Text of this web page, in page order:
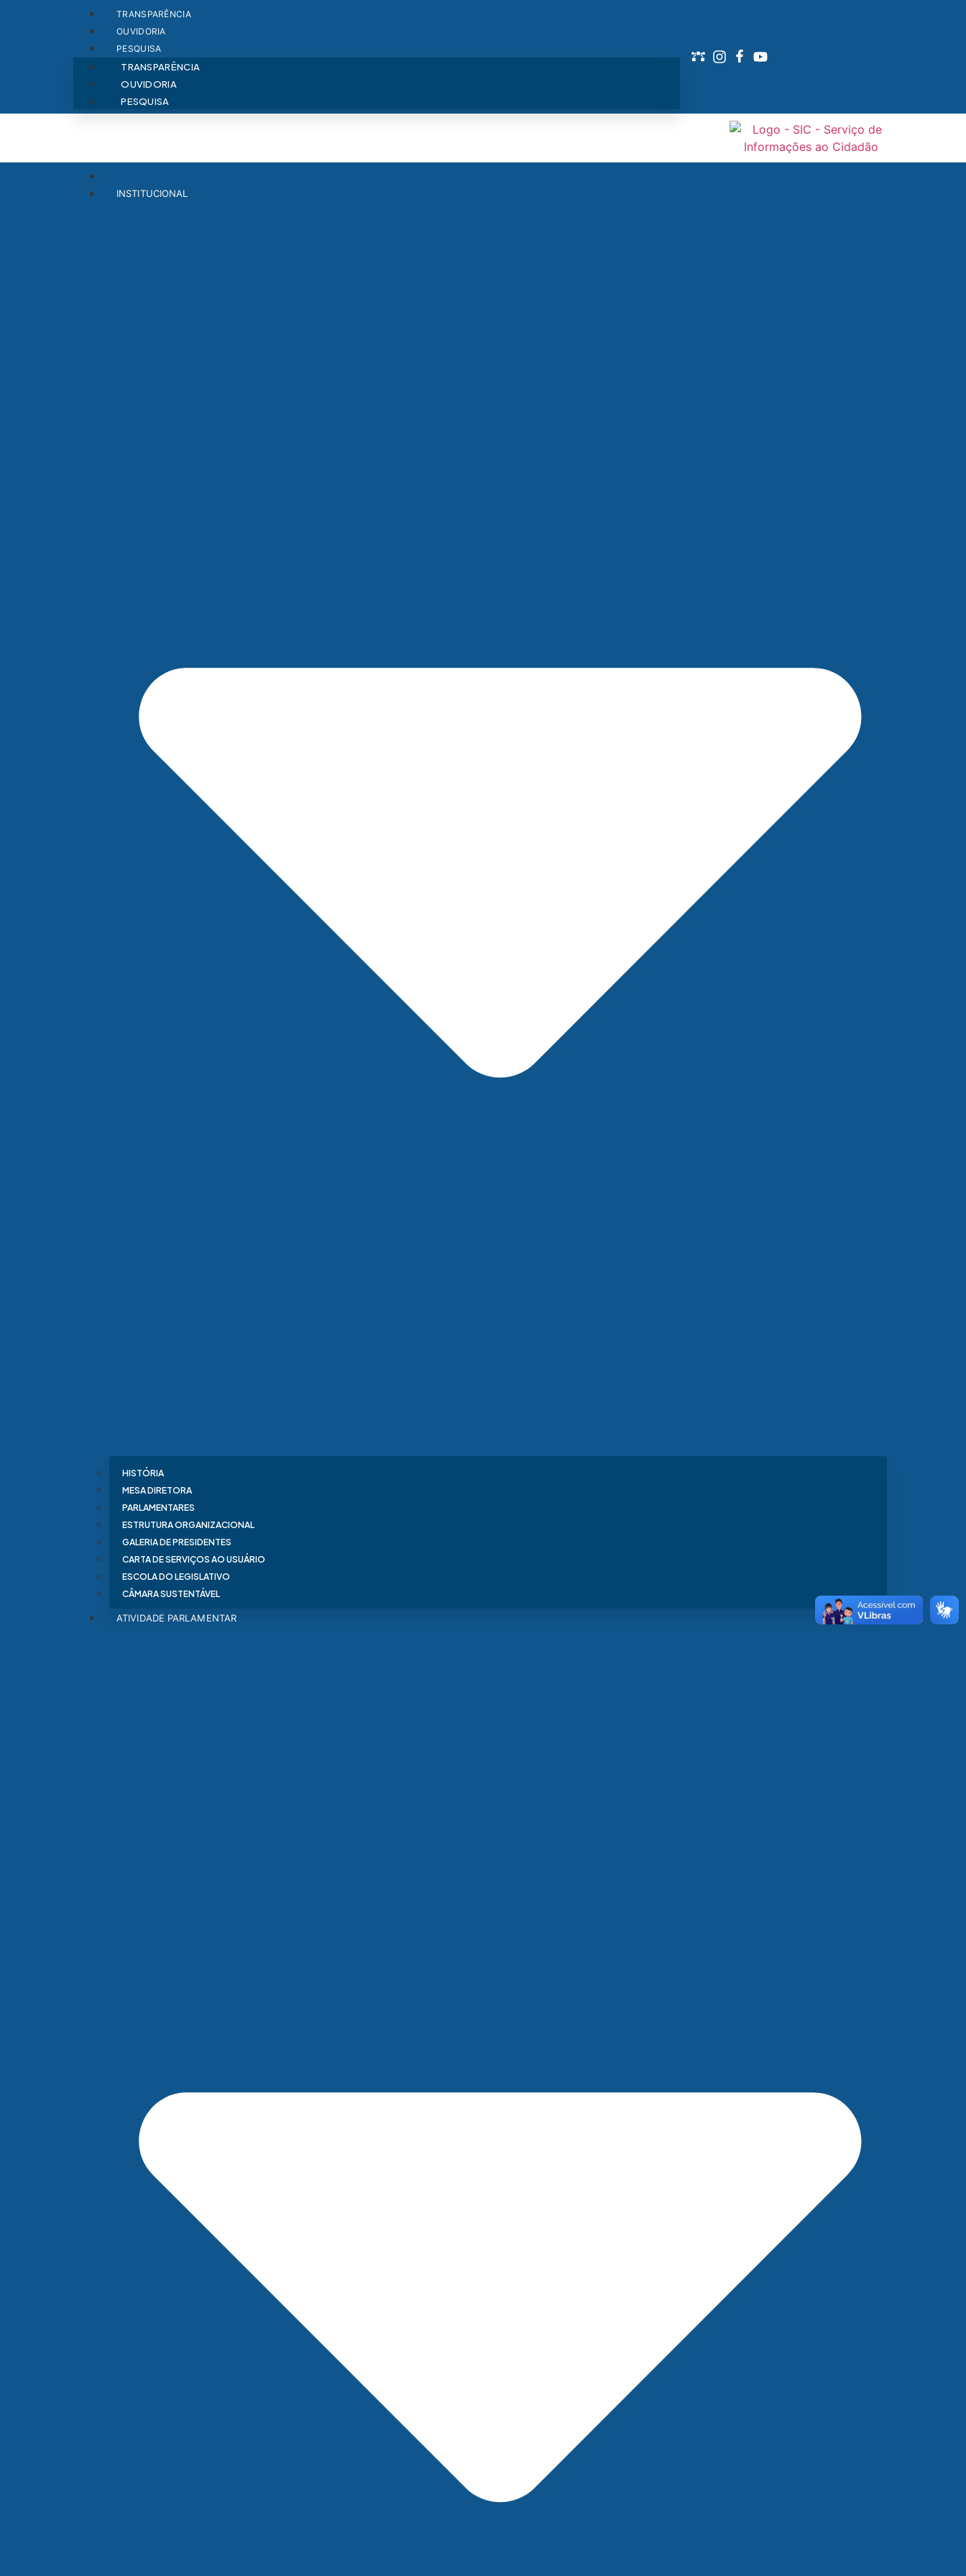
TRANSPARÊNCIA
OUVIDORIA
PESQUISA
TRANSPARÊNCIA
OUVIDORIA
PESQUISA
INSTITUCIONAL
HISTÓRIA
MESA DIRETORA
PARLAMENTARES
ESTRUTURA ORGANIZACIONAL
GALERIA DE PRESIDENTES
CARTA DE SERVIÇOS AO USUÁRIO
ESCOLA DO LEGISLATIVO
CÂMARA SUSTENTÁVEL
ATIVIDADE PARLAMENTAR